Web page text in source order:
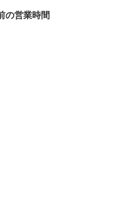
の営業時間